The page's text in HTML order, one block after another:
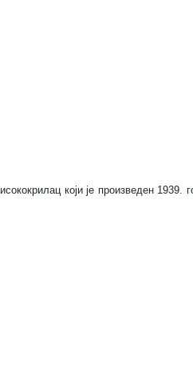
који је произведен 1939.